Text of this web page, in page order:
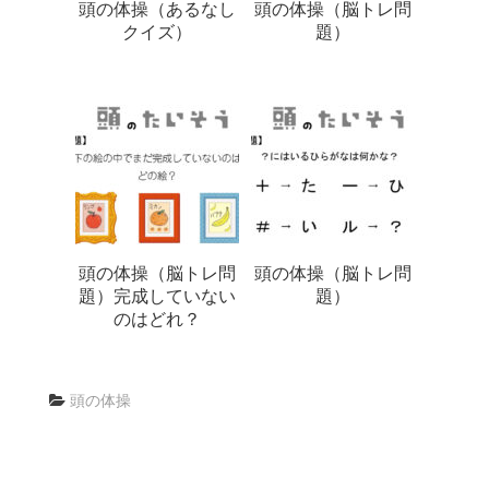
頭の体操（あるなし
クイズ）
頭の体操（脳トレ問
題）
頭の体操（脳トレ問
題）完成していない
のはどれ？
頭の体操（脳トレ問
題）
頭の体操